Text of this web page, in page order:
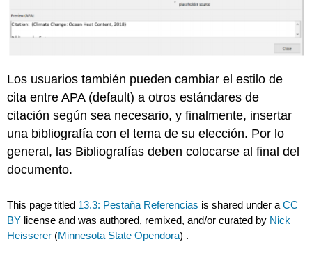
Los usuarios también pueden cambiar el estilo de
cita entre APA (default) a otros estándares de
citación según sea necesario, y finalmente, insertar
una bibliografía con el tema de su elección. Por lo
general, las Bibliografías deben colocarse al final del
documento.
This page titled 13.3: Pestaña Referencias is shared under aCC
BY license and was authored, remixed, and/or curated by Nick
Heisserer (Minnesota State Opendora) .